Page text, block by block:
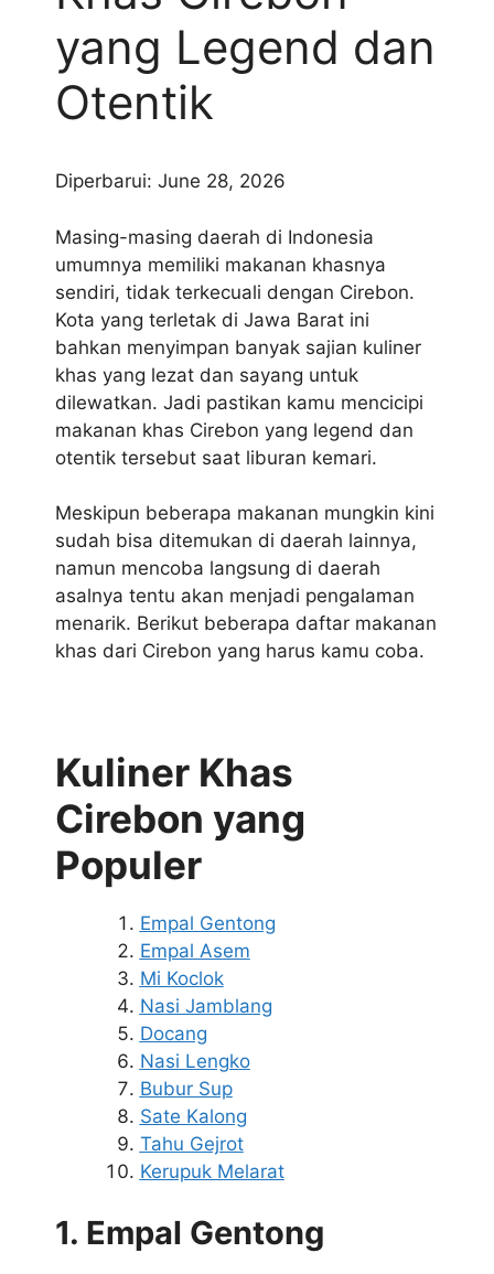
yang Legend dan
Otentik
Diperbarui: June 28, 2026
Masing-masing daerah di Indonesia
umumnya memiliki makanan khasnya
sendiri, tidak terkecuali dengan Cirebon.
Kota yang terletak di Jawa Barat ini
bahkan menyimpan banyak sajian kuliner
khas yang lezat dan sayang untuk
dilewatkan. Jadi pastikan kamu mencicipi
makanan khas Cirebon yang legend dan
otentik tersebut saat liburan kemari.
Meskipun beberapa makanan mungkin kini
sudah bisa ditemukan di daerah lainnya,
namun mencoba langsung di daerah
asalnya tentu akan menjadi pengalaman
menarik. Berikut beberapa daftar makanan
khas dari Cirebon yang harus kamu coba.
Kuliner Khas
Cirebon yang
Populer
Empal Gentong
Empal Asem
Mi Koclok
Nasi Jamblang
Docang
Nasi Lengko
Bubur Sup
Sate Kalong
Tahu Gejrot
Kerupuk Melarat
1. Empal Gentong